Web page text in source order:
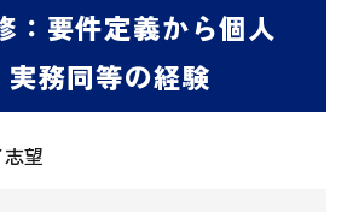
：要件定義から個人
務同等の経験
望